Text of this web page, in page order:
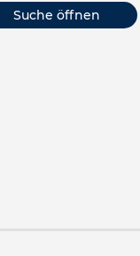
Suche öffnen